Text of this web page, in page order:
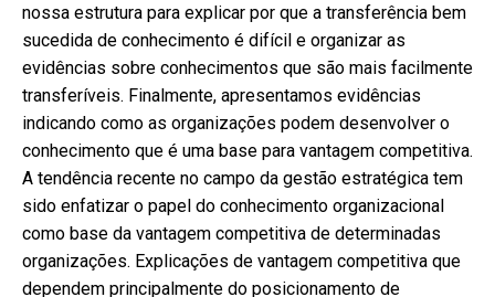
nossa estrutura para explicar por que a transferência bem
sucedida de conhecimento é difícil e organizar as
evidências sobre conhecimentos que são mais facilmente
transferíveis. Finalmente, apresentamos evidências
indicando como as organizações podem desenvolver o
conhecimento que é uma base para vantagem competitiva.
A tendência recente no campo da gestão estratégica tem
sido enfatizar o papel do conhecimento organizacional
como base da vantagem competitiva de determinadas
organizações. Explicações de vantagem competitiva que
dependem principalmente do posicionamento de